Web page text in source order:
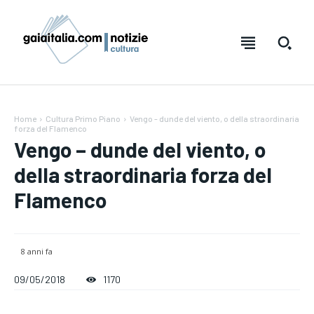
Home Cultura Primo Piano
Vengo - dunde del viento, o della straordinaria
forza del Flamenco
Vengo – dunde del viento, o
della straordinaria forza del
Flamenco
8 anni fa
09/05/2018 1170